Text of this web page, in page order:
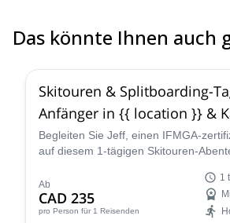
Das könnte Ihnen auch
Skitouren & Splitboarding-
Anfänger in {{ location }} &
Begleiten Sie Jeff, einen IFMGA-
auf diesem 1-tägigen Skitouren-
Ab
CAD 235
pro Person für 1 Reisenden
1